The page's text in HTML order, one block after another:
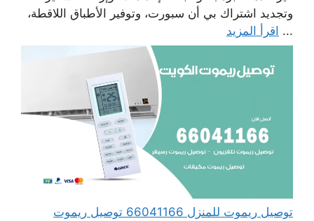
وتجديد اشتراك بي أن سبورت، وتوفير الأطباق اللاقطة،
... اقرأ المزيد
توصيل ريموت للمنزل 66041166 توصيل ريموت